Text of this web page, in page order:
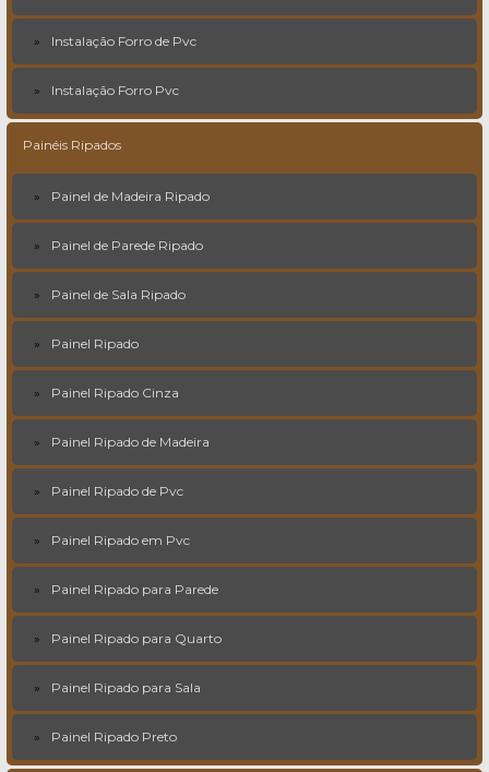
Instalação Forro de Pvc
Instalação Forro Pvc
Painéis Ripados
Painel de Madeira Ripado
Painel de Parede Ripado
Painel de Sala Ripado
Painel Ripado
Painel Ripado Cinza
Painel Ripado de Madeira
Painel Ripado de Pvc
Painel Ripado em Pvc
Painel Ripado para Parede
Painel Ripado para Quarto
Painel Ripado para Sala
Painel Ripado Preto